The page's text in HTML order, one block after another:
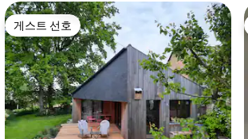
게스트 선호
게스트 선호